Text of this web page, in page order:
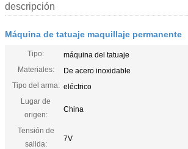
descripción
Máquina de tatuaje maquillaje permanente
Tipo:
máquina del tatuaje
Materiales:
De acero inoxidable
Tipo del arma: eléctrico
Lugar de
origen:
China
Tensión de
salida:
7V